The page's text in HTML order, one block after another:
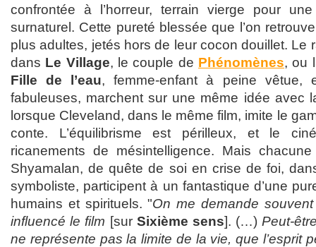
confrontée à l’horreur, terrain vierge pour
surnaturel. Cette pureté blessée que l’on
plus adultes, jetés hors de leur cocon douillet. Le
dans Le Village, le couple de Phénomènes, ou
Fille de l’eau, femme-enfant à peine vêtue,
fabuleuses, marchent sur une même idée avec
lorsque Cleveland, dans le même film, imite le
conte. L’équilibrisme est périlleux, et le
ricanements de mésintelligence. Mais
Shyamalan, de quête de soi en crise de foi,
symboliste, participent à un fantastique d’une
humains et spirituels. "On me demande
influencé le film [sur Sixième sens]. (…)Peut-
ne représente pas la limite de la vie, que l’esprit